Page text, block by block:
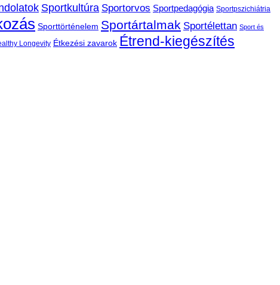
Sportkultúra Sportorvos Sportpedagógia Sportpszichiátria
Sporttörténelem Sportártalmak Sportélettan Sport és
Longevity Étkezési zavarok Étrend-kiegészítés